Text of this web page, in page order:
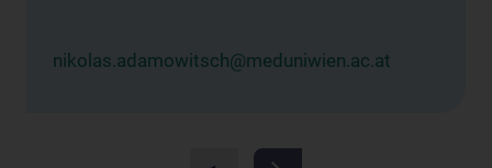
nikolas.adamowitsch@meduniwien.ac.at